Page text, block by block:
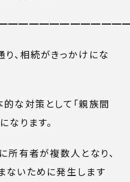
、相続がきっかけにな
な対策として「親族間
なります。
所有者が複数人となり、
いために発生します